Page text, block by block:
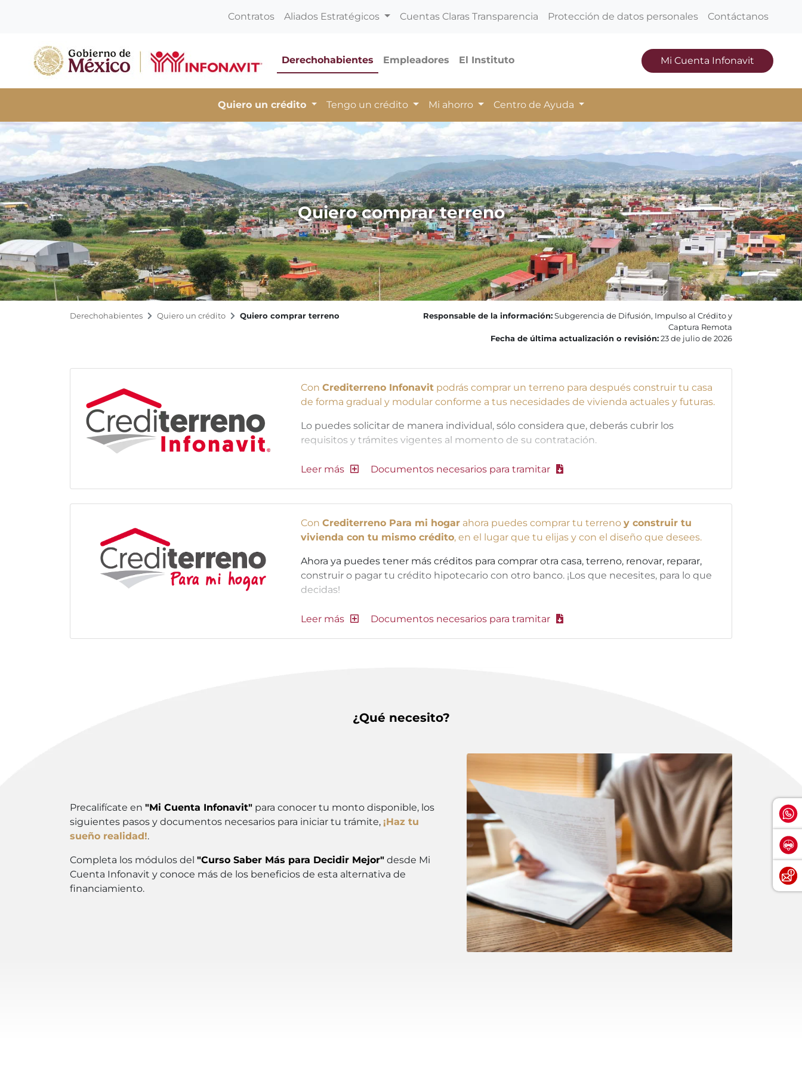
Contratos Aliados Estratégicos Cuentas Claras Transparencia Protección de datos personales Contáctanos
Derechohabientes Empleadores El Instituto Mi Cuenta Infonavit
Quiero un crédito Tengo un crédito Mi ahorro Centro de Ayuda
Quiero comprar terreno
Derechohabientes Quiero un crédito Quiero comprar terreno Responsable de la información: Subgerencia de Difusión, Impulso al Crédito y
Captura Remota
Fecha de última actualización o revisión: 23 de julio de 2026
Con Crediterreno Infonavit podrás comprar un terreno para después construir tu casa
de forma gradual y modular conforme a tus necesidades de vivienda actuales y futuras.
Lo puedes solicitar de manera individual, sólo considera que, deberás cubrir los
requisitos y trámites vigentes al momento de su contratación.
Documentos necesarios para tramitar
Con Crediterreno Para mi hogar ahora puedes comprar tu terreno y construir tu
vivienda con tu mismo crédito, en el lugar que tu elijas y con el diseño que desees.
Ahora ya puedes tener más créditos para comprar otra casa, terreno, renovar, reparar,
construir o pagar tu crédito hipotecario con otro banco. ¡Los que necesites, para lo que
decidas!
Documentos necesarios para tramitar
¿Qué necesito?
Precalifícate en "Mi Cuenta Infonavit" para conocer tu monto disponible, los
siguientes pasos y documentos necesarios para iniciar tu trámite, ¡Haz tu
sueño realidad!.
Completa los módulos del "Curso Saber Más para Decidir Mejor" desde Mi
Cuenta Infonavit y conoce más de los beneficios de esta alternativa de
financiamiento.